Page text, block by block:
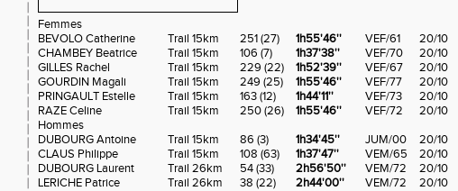
Femmes
BEVOLO Catherine
Trail 15km 251 (27) 1h55'46'' VEF/61
20/10
CHAMBEY Beatrice
Trail 15km 106 (7) 1h37'38'' VEF/70
20/10
GILLES Rachel
Trail 15km 229 (22) 1h52'39'' VEF/67
20/10
GOURDIN Magali
Trail 15km 249 (25) 1h55'46'' VEF/77
20/10
PRINGAULT Estelle
Trail 15km 163 (12) 1h44'11'' VEF/73
20/10
RAZE Celine
Trail 15km 250 (26) 1h55'46'' VEF/72
20/10
Hommes
DUBOURG Antoine
Trail 15km 86 (3) 1h34'45'' JUM/00
20/10
CLAUS Philippe
Trail 15km 108 (63) 1h37'47'' VEM/65
20/10
DUBOURG Laurent
Trail 26km 54 (33) 2h56'50'' VEM/72
20/10
LERICHE Patrice
Trail 26km 38 (22) 2h44'00'' VEM/72
20/10